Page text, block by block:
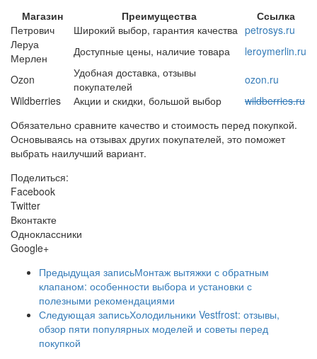
Магазин
Преимущества
Ссылка
Петрович
Широкий выбор, гарантия качества petrosys.ru
Леруа
Мерлен
Доступные цены, наличие товара
leroymerlin.ru
Ozon
Удобная доставка, отзывы
покупателей
ozon.ru
Wildberries
Акции и скидки, большой выбор
wildberries.ru
Обязательно сравните качество и стоимость перед покупкой.
Основываясь на отзывах других покупателей, это поможет
выбрать наилучший вариант.
Поделиться:
Facebook
Twitter
Вконтакте
Одноклассники
Google+
Предыдущая записьМонтаж вытяжки с обратным
клапаном: особенности выбора и установки с
полезными рекомендациями
Следующая записьХолодильники Vestfrost: отзывы,
обзор пяти популярных моделей и советы перед
покупкой